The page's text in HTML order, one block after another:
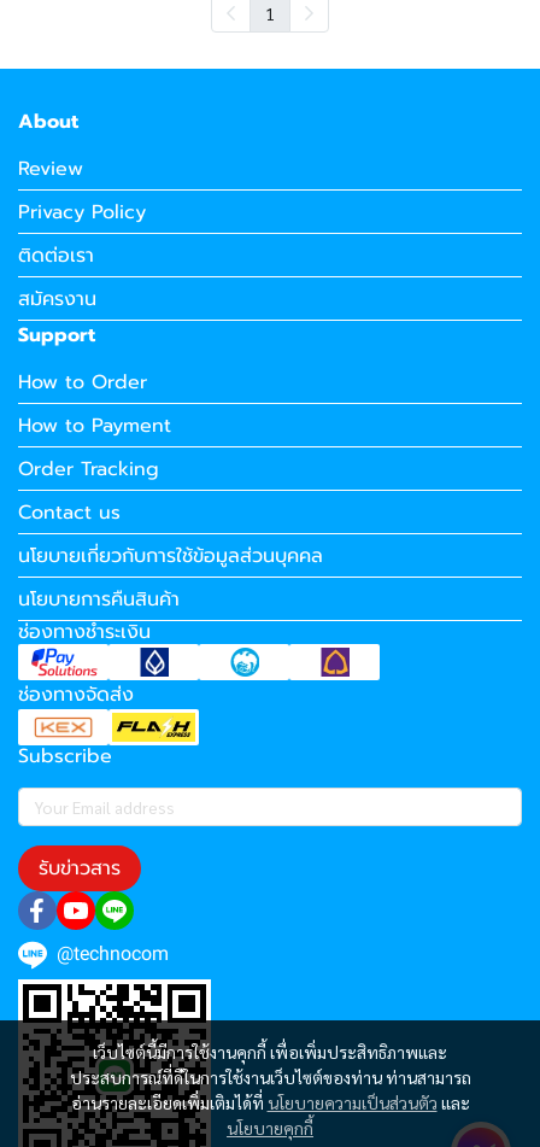
1
เว็บไซต์นี้มีการใช้งานคุกกี้ เพื่อเพิ่มประสิทธิภาพและ
ประสบการณ์ที่ดีในการใช้งานเว็บไซต์ของท่าน ท่านสามารถ
อ่านรายละเอียดเพิ่มเติมได้ที่ นโยบายความเป็นส่วนตัว และ
นโยบายคุกกี้
About
Review
Privacy Policy
ติดต่อเรา
สมัครงาน
Support
How to Order
How to Payment
Order Tracking
Contact us
นโยบายเกี่ยวกับการใช้ข้อมูลส่วนบุคคล
นโยบายการคืนสินค้า
ช่องทางชำระเงิน
ช่องทางจัดส่ง
Subscribe
รับข่าวสาร
@technocom